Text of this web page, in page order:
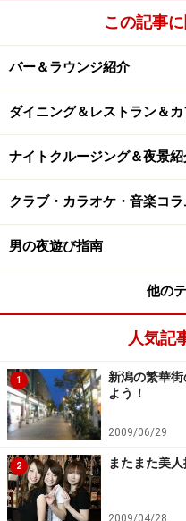
この記事
バー＆ラウンジ紹介
ダイニング＆レストラン＆
ナイトクルージング＆夜景紹
クラブ・カラオケ・音楽コ
男の夜遊び指南
他の
人気記
1
新潟の繁華
よう！
2009/06/29
2 またまた美